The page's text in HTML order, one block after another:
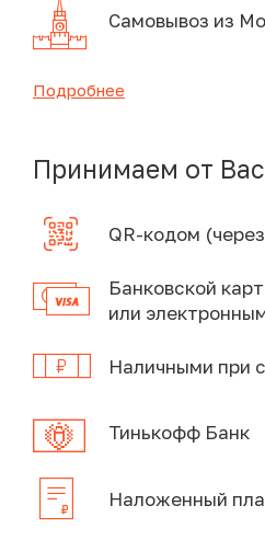
Самовывоз из
Подробнее
Принимаем от Вас
QR-кодом
Банковской
или
Наличными при
Тинькофф Банк
Наложенный